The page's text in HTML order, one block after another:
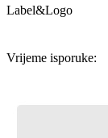
Label&Logo
Vrijeme isporuke: